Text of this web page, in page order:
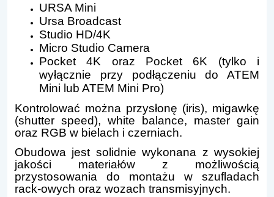
URSA Mini
Ursa Broadcast
Studio HD/4K
Micro Studio Camera
Pocket 4K oraz Pocket 6K (tylko i
wyłącznie przy podłączeniu do ATEM
Mini lub ATEM Mini Pro)
Kontrolować można przysłonę (iris), migawkę
(shutter speed), white balance, master gain
oraz RGB w bielach i czerniach.
Obudowa jest solidnie wykonana z wysokiej
jakości materiałów z możliwością
przystosowania do montażu w szufladach
rack-owych oraz wozach transmisyjnych.